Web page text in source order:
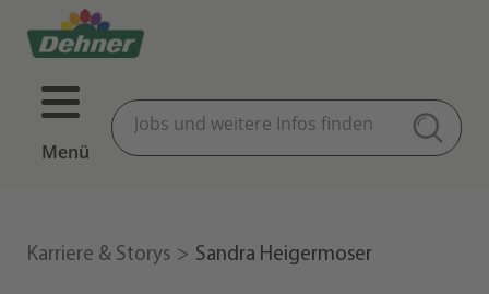
Menü
Karriere & Storys Sandra Heigermoser